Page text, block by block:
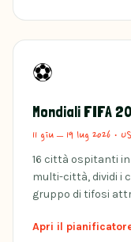
⚽
Mondiali FIFA
11 giu – 19 lug 2026 ·
16 città ospitanti
multi-città, dividi i
gruppo di tifosi
Apri il